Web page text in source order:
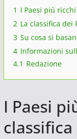
1 I Paesi più
2 La classifica dei
3 Su cosa si
4 Informazioni
4.1 Redazione
I Paesi
classifica